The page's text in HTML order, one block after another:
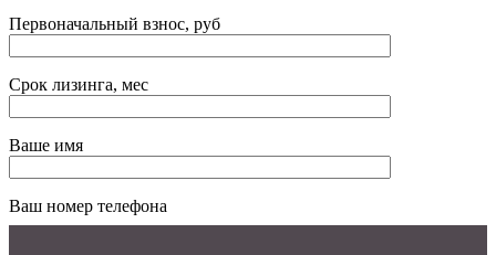
Первоначальный взнос, руб
Срок лизинга, мес
Ваше имя
Ваш номер телефона